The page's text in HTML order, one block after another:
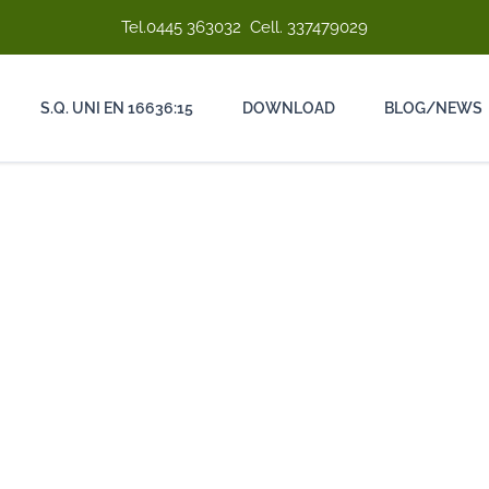
Tel.0445 363032 Cell. 337479029
S.Q. UNI EN 16636:15 DOWNLOAD BLOG/NEWS